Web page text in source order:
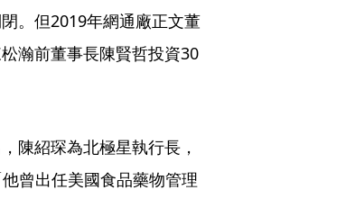
。但2019年網通廠正文董
瀚前董事長陳賢哲投資30
陳紹琛為北極星執行長，
曾出任美國食品藥物管理